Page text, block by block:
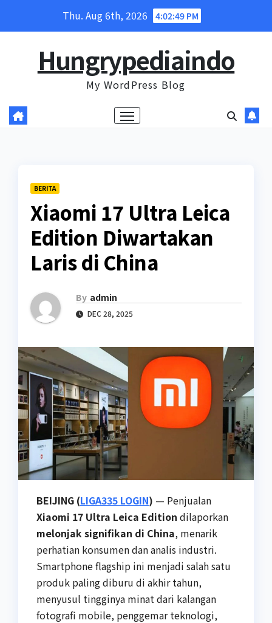
Thu. Aug 6th, 2026 4:02:50 PM
Hungrypediaindo
My WordPress Blog
BERITA
Xiaomi 17 Ultra Leica
Edition Diwartakan
Laris di China
By admin
DEC 28, 2025
BEIJING (LIGA335 LOGIN) — Penjualan
Xiaomi 17 Ultra Leica Edition dilaporkan
melonjak signifikan di China, menarik
perhatian konsumen dan analis industri.
Smartphone flagship ini menjadi salah satu
produk paling diburu di akhir tahun,
menyusul tingginya minat dari kalangan
fotografi mobile, penggemar teknologi,